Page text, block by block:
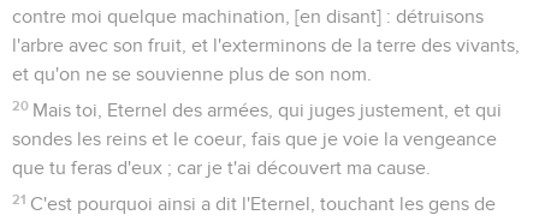
contre moi quelque machination, [en disant] : détruisons
l'arbre avec son fruit, et l'exterminons de la terre des vivants,
et qu'on ne se souvienne plus de son nom.
20 Mais toi, Eternel des armées, qui juges justement, et qui
sondes les reins et le coeur, fais que je voie la vengeance
que tu feras d'eux ; car je t'ai découvert ma cause.
21 C'est pourquoi ainsi a dit l'Eternel, touchant les gens de